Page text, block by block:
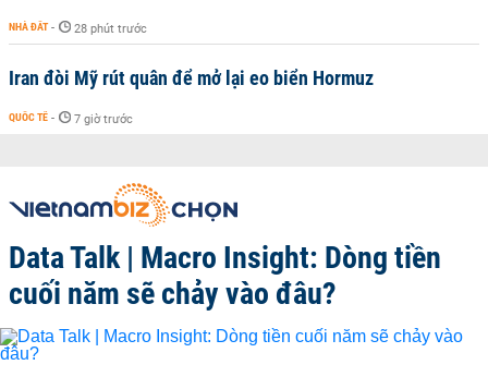
NHÀ ĐẤT - 28 phút trước
Iran đòi Mỹ rút quân để mở lại eo biển Hormuz
QUỐC TẾ - 7 giờ trước
Data Talk | Macro Insight: Dòng tiền
cuối năm sẽ chảy vào đâu?